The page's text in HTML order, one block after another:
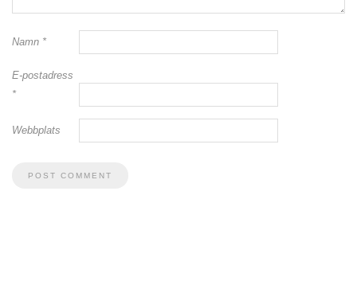
Namn *
E-postadress
*
Webbplats